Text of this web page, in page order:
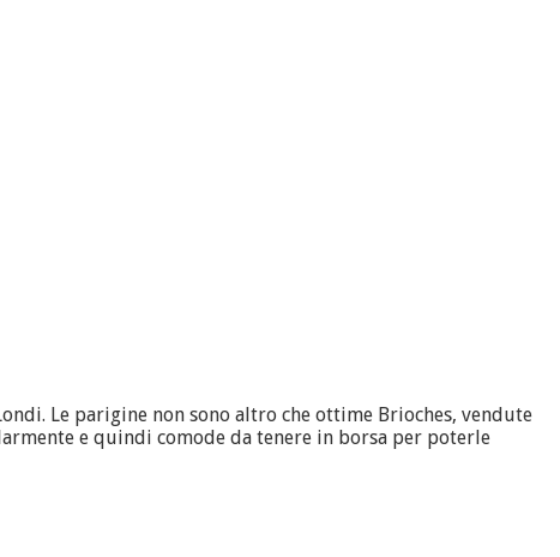
Le parigine non sono altro che ottime Brioches, vendute
e quindi comode da tenere in borsa per poterle